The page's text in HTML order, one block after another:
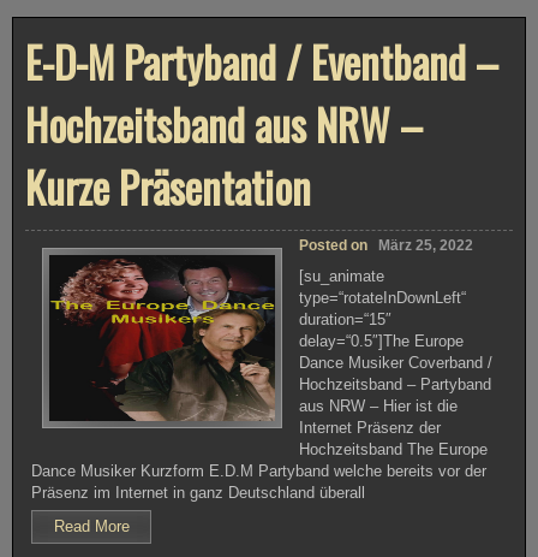
r
b
E-D-M Partyband / Eventband –
Hochzeitsband aus NRW –
Kurze Präsentation
Posted on März 25, 2022
[su_animate
type=“rotateInDownLeft“
duration=“15″
delay=“0.5″]The Europe
Dance Musiker Coverband /
Hochzeitsband – Partyband
aus NRW – Hier ist die
Internet Präsenz der
Hochzeitsband The Europe
Dance Musiker Kurzform E.D.M Partyband welche bereits vor der
Präsenz im Internet in ganz Deutschland überall
Read More